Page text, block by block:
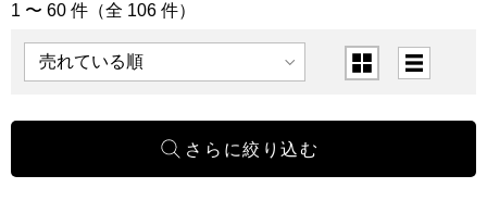
「キッチン用品」の商品一覧
1 〜 60 件（全 106 件）
表示順 表示切替